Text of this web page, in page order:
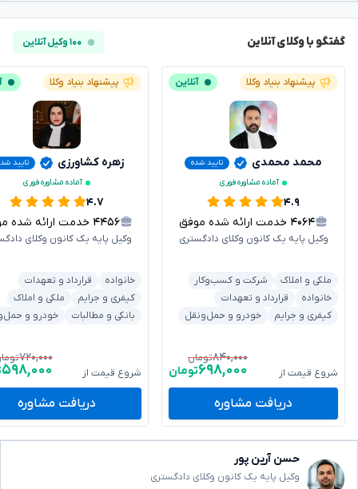
گفتگو با وکلای آنلاین ۱۰۰ وکیل آنلاین
پیشنهاد بنیاد وکلا آنلاین
محمد محمدی
تایید شده
آماده مشاوره فوری
۴.۹
۴۰۶۴ خدمت ارائه شده موفق
وکیل پایه یک کانون وکلای دادگستری
ملکی و املاک
شرکت و کسب‌وکار
خانواده
قرارداد و تعهدات
کیفری و جرایم
خودرو و حمل‌ونقل
شروع قیمت از
۸۴۰,۰۰۰تومان
۶۹۸,۰۰۰تومان
دریافت مشاوره
پیشنهاد بنیاد وکلا
زهره کشاورزی
تایید
آماده مشاوره فوری
۴.۷
۴۴۵۶ خدمت ارائه شده موفق
وکیل پایه یک کانون وکلای
خانواده
قرارداد و تعهدات
کیفری و جرایم
ملکی و املاک
بانکی و مطالبات
خودرو و
شروع قیمت از
۷۲۰,۰۰۰
۵۹۸,۰۰۰
دریافت مشاوره
حسن آرین پور
وکیل پایه یک کانون وکلای دادگستری